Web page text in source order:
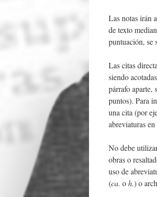
Las notas irán
de texto
puntuación, se
Las citas
siendo
párrafo aparte,
puntos). Para
una cita (por
abreviaturas
No debe
obras o
uso de
(ca. oh.) o